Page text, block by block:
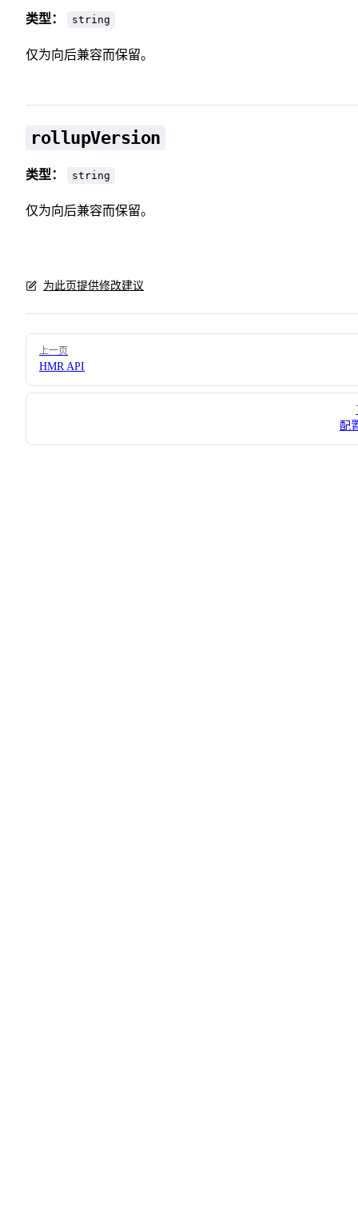
类型： string
仅为向后兼容而保留。
rollupVersion
类型： string
仅为向后兼容而保留。
为此页提供修改建议
Pager
上一页
HMR API
配